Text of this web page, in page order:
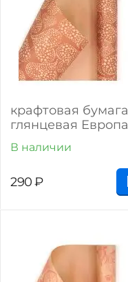
крафтовая бумага
глянцевая Европа
"Сердце"
В наличии
290₽